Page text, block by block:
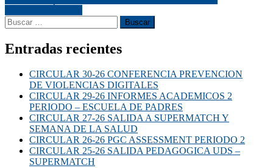
Entradas recientes
CIRCULAR 30-26 CONFERENCIA PREVENCION
DE VIOLENCIAS DIGITALES
CIRCULAR 29-26 INFORMES ACADEMICOS 2
PERIODO – ESCUELA DE PADRES
CIRCULAR 27-26 SALIDA A SUPERMATCH Y
SEMANA DE LA SALUD
CIRCULAR 26-26 PGC ASSESSMENT PERIODO 2
CIRCULAR 25-26 SALIDA PEDAGOGICA UDS –
SUPERMATCH